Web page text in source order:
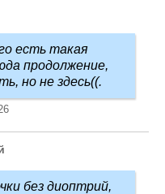
есть такая
продолжение,
но не здесь((.
без диоптрий,